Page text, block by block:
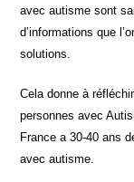
avec autisme sont
d’informations que
solutions.
Cela donne à
personnes avec
France a 30-40 ans
avec autisme.